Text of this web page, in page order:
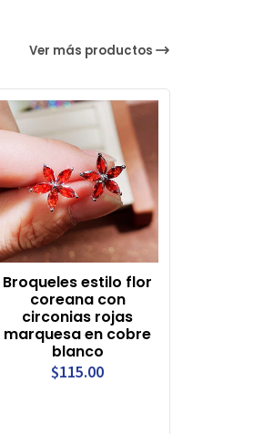
Ver más productos
Broqueles estilo flor
coreana con
circonias rojas
marquesa en cobre
blanco
$115.00